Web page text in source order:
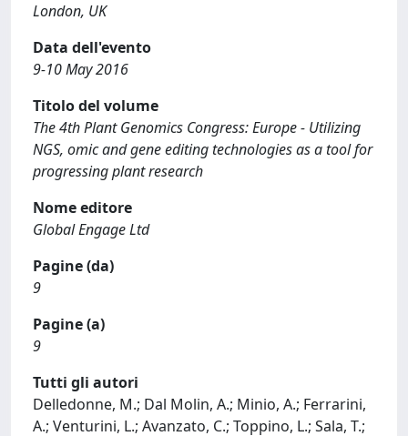
London, UK
Data dell'evento
9-10 May 2016
Titolo del volume
The 4th Plant Genomics Congress: Europe - Utilizing
NGS, omic and gene editing technologies as a tool for
progressing plant research
Nome editore
Global Engage Ltd
Pagine (da)
9
Pagine (a)
9
Tutti gli autori
Delledonne, M.; Dal Molin, A.; Minio, A.; Ferrarini,
A.; Venturini, L.; Avanzato, C.; Toppino, L.; Sala, T.;